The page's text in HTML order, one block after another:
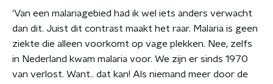
'Van een malariagebied had ik wel iets anders verwacht
dan dit. Juist dit contrast maakt het raar. Malaria is geen
ziekte die alleen voorkomt op vage plekken. Nee, zelfs
in Nederland kwam malaria voor. We zijn er sinds 1970
van verlost. Want.. dat kan! Als niemand meer door de